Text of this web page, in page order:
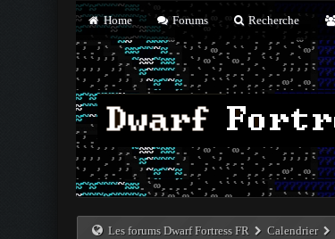
Home Forums Recherche
Les forums Dwarf Fortress FR Calendrier